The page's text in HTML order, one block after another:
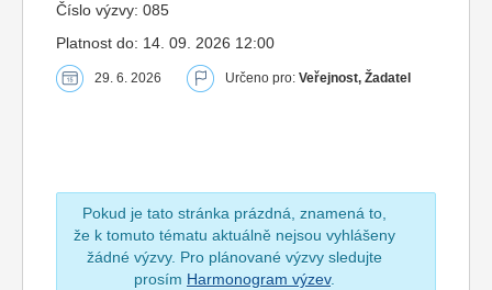
Číslo výzvy: 085
Platnost do: 14. 09. 2026 12:00
29. 6. 2026 Určeno pro: Veřejnost, Žadatel
Pokud je tato stránka prázdná, znamená to,
že k tomuto tématu aktuálně nejsou vyhlášeny
žádné výzvy. Pro plánované výzvy sledujte
prosím Harmonogram výzev.